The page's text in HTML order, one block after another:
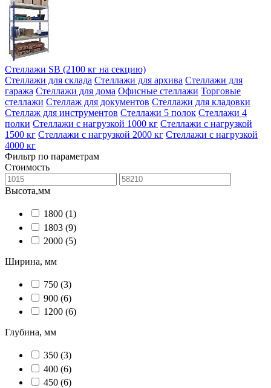
Стеллажи SB (2100 кг на секцию)
Стеллажи для склада Стеллажи для архива Стеллажи для
гаража Стеллажи для дома Офисные стеллажи Торговые
стеллажи Стеллаж для документов Стеллажи для кладовки
Стеллаж для инструментов Стеллажи 5 полок Стеллажи 4
полки Стеллажи с нагрузкой 1000 кг Стеллажи с нагрузкой
1500 кг Стеллажи с нагрузкой 2000 кг Стеллажи с нагрузкой
4000 кг
Фильтр по параметрам
Стоимость
Высота,мм
1800 (1)
1803 (9)
2000 (5)
Ширина, мм
750 (3)
900 (6)
1200 (6)
Глубина, мм
350 (3)
400 (6)
450 (6)